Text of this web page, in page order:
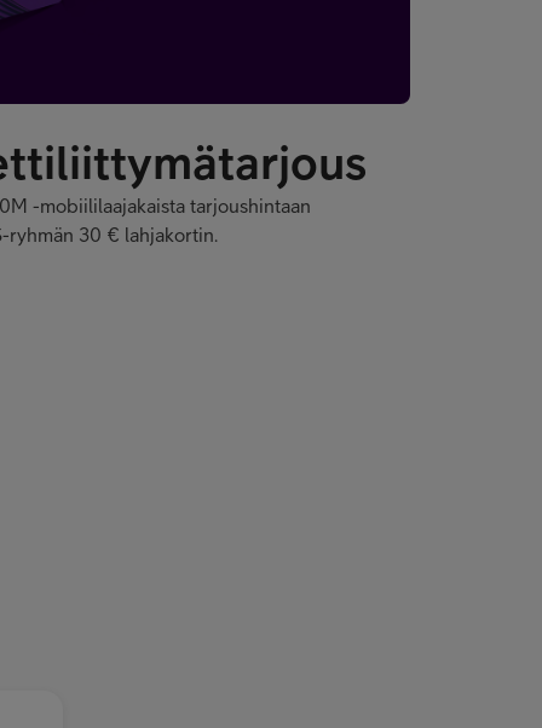
-mobiililaajakaista tarjoushintaan
ryhmän 30 € lahjakortin.